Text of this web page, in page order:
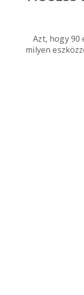
Azt, hogy 90
milyen